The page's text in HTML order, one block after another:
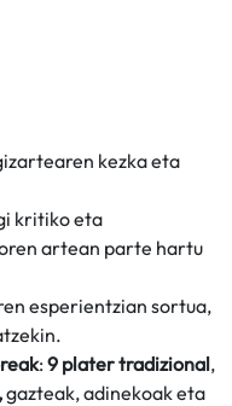
kezka eta
kritiko eta
artean parte hartu
esperientzian sortua,
: 9 plater tradizional,
gazteak, adinekoak eta